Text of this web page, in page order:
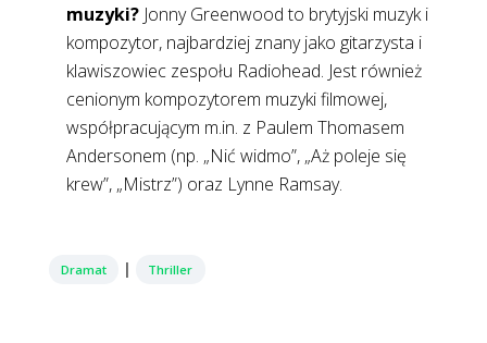
muzyki?Jonny Greenwood to brytyjski muzyk i
kompozytor, najbardziej znany jako gitarzysta i
klawiszowiec zespołu Radiohead. Jest również
cenionym kompozytorem muzyki filmowej,
współpracującym m.in. z Paulem Thomasem
Andersonem (np. „Nić widmo”, „Aż poleje się
krew”, „Mistrz”) oraz Lynne Ramsay.
Dramat | Thriller